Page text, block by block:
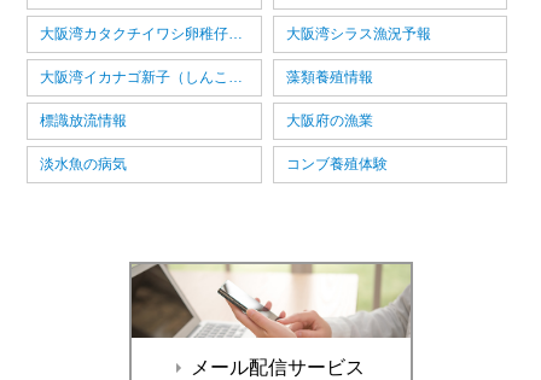
大阪湾カタクチイワシ卵稚仔情報 大阪湾シラス漁況予報
大阪湾イカナゴ新子（しんこ）漁況予報 藻類養殖情報
標識放流情報 大阪府の漁業
淡水魚の病気 コンブ養殖体験
メール配信サービス